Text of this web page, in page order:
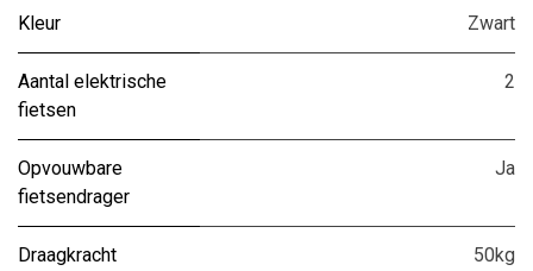
Kleur Zwart
Aantal elektrische
fietsen
2
Opvouwbare
fietsendrager
Ja
Draagkracht
50kg